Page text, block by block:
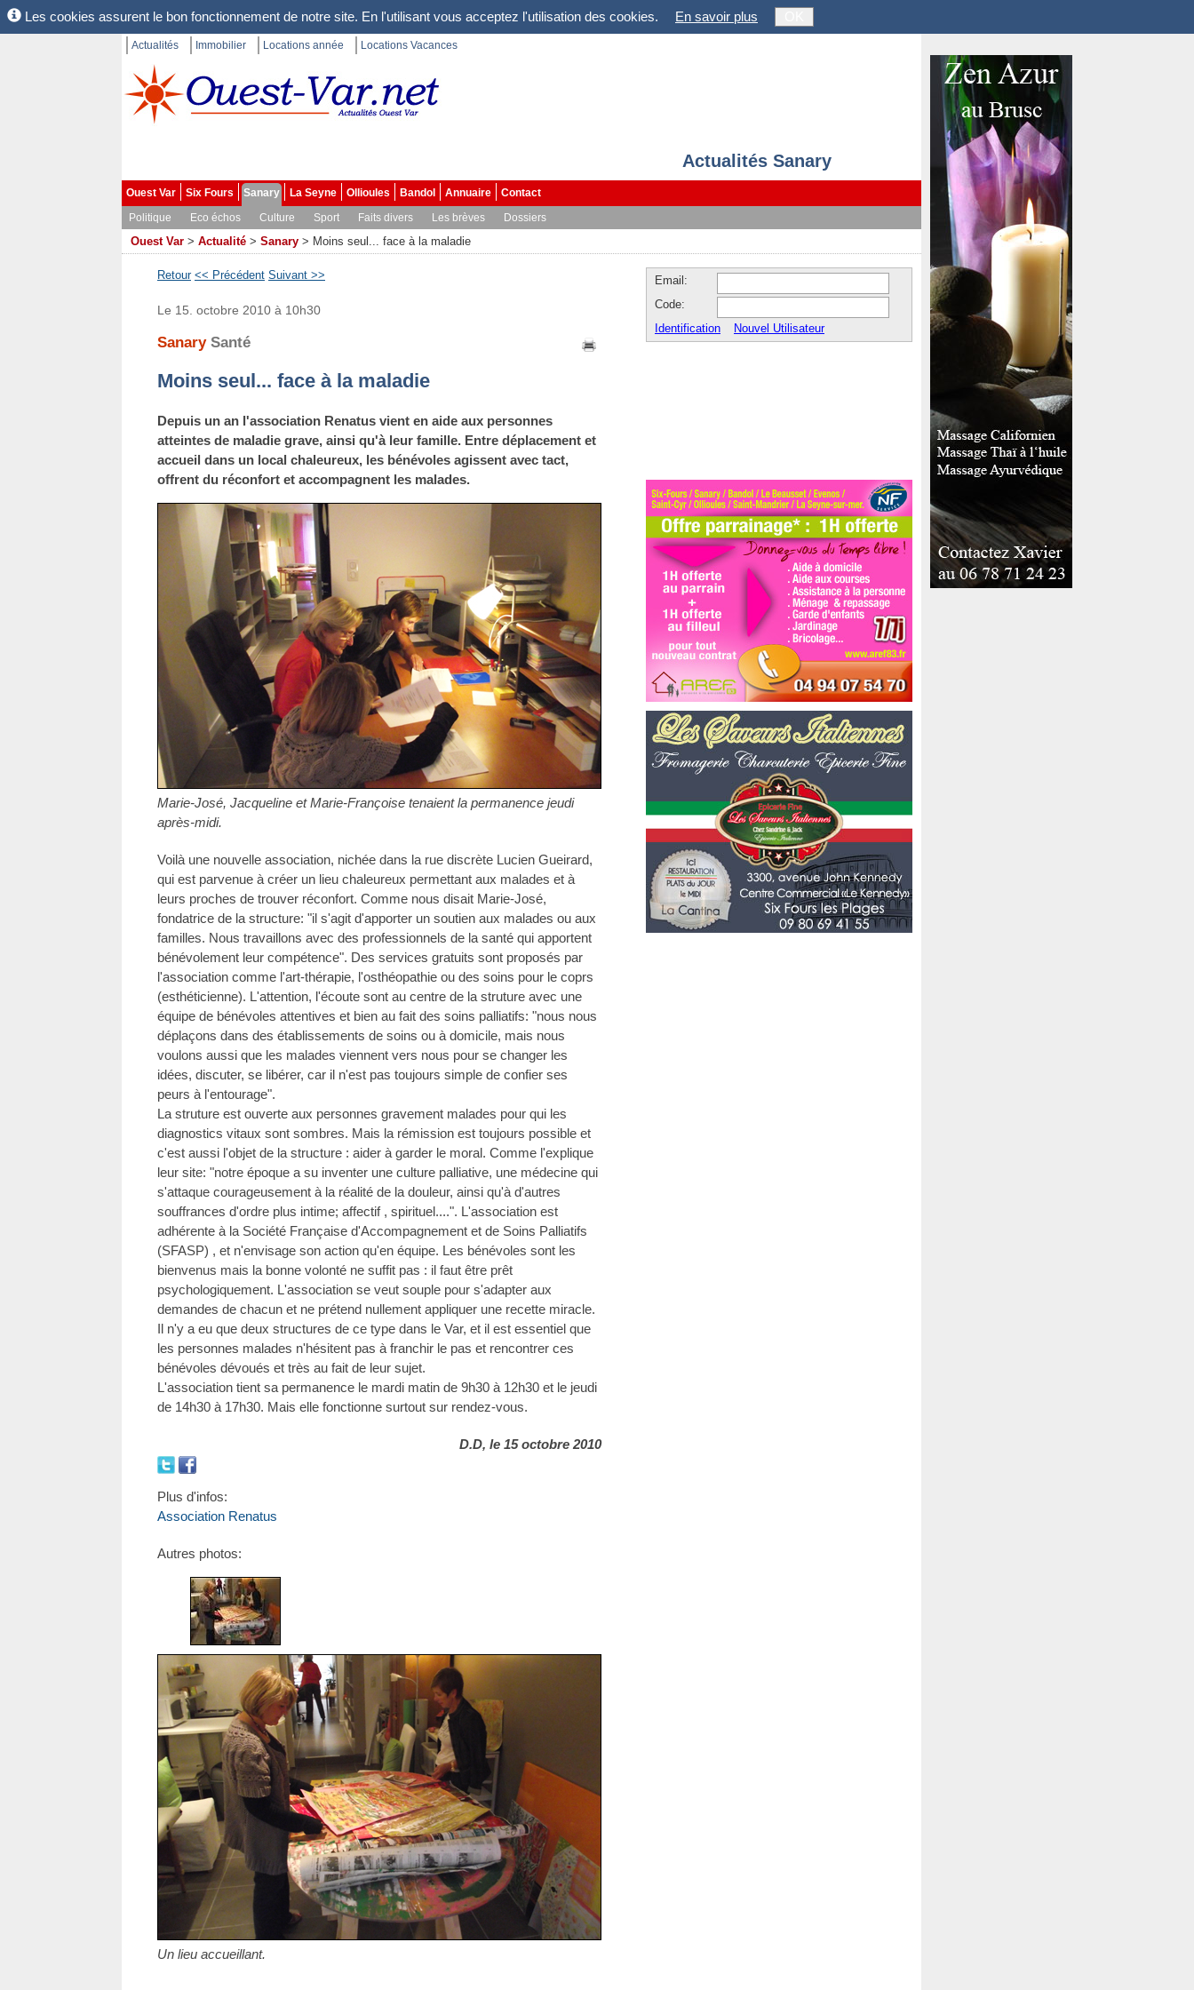
Les cookies assurent le bon fonctionnement de notre site. En l'utilisant vous acceptez l'utilisation des cookies. En savoir plus
Actualités Immobilier Locations année Locations Vacances
Actualités Sanary
Ouest Var Six Fours Sanary La Seyne Ollioules Bandol Annuaire
Contact
Politique
Eco échos Culture Sport Faits divers Les brèves Dossiers
Ouest Var > Actualité > Sanary > Moins seul... face à la maladie
Retour << Précédent Suivant >>
Le 15. octobre 2010 à 10h30
Sanary Santé
Moins seul... face à la maladie
Depuis un an l'association Renatus vient en aide aux personnes
atteintes de maladie grave, ainsi qu'à leur famille. Entre déplacement et
accueil dans un local chaleureux, les bénévoles agissent avec tact,
offrent du réconfort et accompagnent les malades.
Marie-José, Jacqueline et Marie-Françoise tenaient la permanence jeudi
après-midi.
Voilà une nouvelle association, nichée dans la rue discrète Lucien Gueirard,
qui est parvenue à créer un lieu chaleureux permettant aux malades et à
leurs proches de trouver réconfort. Comme nous disait Marie-José,
fondatrice de la structure: "il s'agit d'apporter un soutien aux malades ou aux
familles. Nous travaillons avec des professionnels de la santé qui apportent
bénévolement leur compétence". Des services gratuits sont proposés par
l'association comme l'art-thérapie, l'osthéopathie ou des soins pour le coprs
(esthéticienne). L'attention, l'écoute sont au centre de la struture avec une
équipe de bénévoles attentives et bien au fait des soins palliatifs: "nous nous
déplaçons dans des établissements de soins ou à domicile, mais nous
voulons aussi que les malades viennent vers nous pour se changer les
idées, discuter, se libérer, car il n'est pas toujours simple de confier ses
peurs à l'entourage".
La struture est ouverte aux personnes gravement malades pour qui les
diagnostics vitaux sont sombres. Mais la rémission est toujours possible et
c'est aussi l'objet de la structure : aider à garder le moral. Comme l'explique
leur site: "notre époque a su inventer une culture palliative, une médecine qui
s'attaque courageusement à la réalité de la douleur, ainsi qu'à d'autres
souffrances d'ordre plus intime; affectif , spirituel....". L'association est
adhérente à la Société Française d'Accompagnement et de Soins Palliatifs
(SFASP) , et n'envisage son action qu'en équipe. Les bénévoles sont les
bienvenus mais la bonne volonté ne suffit pas : il faut être prêt
psychologiquement. L'association se veut souple pour s'adapter aux
demandes de chacun et ne prétend nullement appliquer une recette miracle.
Il n'y a eu que deux structures de ce type dans le Var, et il est essentiel que
les personnes malades n'hésitent pas à franchir le pas et rencontrer ces
bénévoles dévoués et très au fait de leur sujet.
L'association tient sa permanence le mardi matin de 9h30 à 12h30 et le jeudi
de 14h30 à 17h30. Mais elle fonctionne surtout sur rendez-vous.
D.D, le 15 octobre 2010
Plus d'infos:
Association Renatus
Autres photos:
Un lieu accueillant.
Email:
Code:
Identification
Nouvel Utilisateur